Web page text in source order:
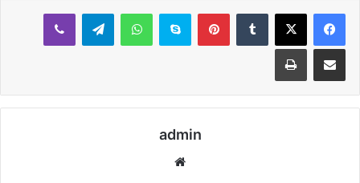
بينتيريستسكايب واتساب تيلقرام ڤايبر
مشاركة عبر البريد طباعة
admin